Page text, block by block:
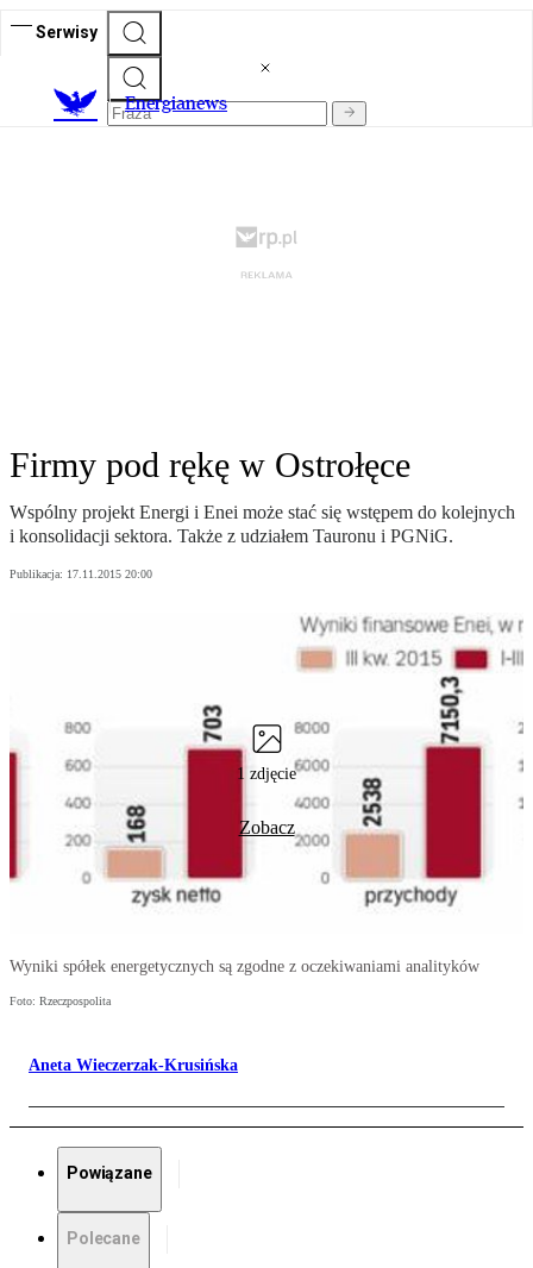
Serwisy
Energianews
Firmy pod rękę w Ostrołęce
Wspólny projekt Energi i Enei może stać się wstępem do kolejnych
i konsolidacji sektora. Także z udziałem Tauronu i PGNiG.
Publikacja: 17.11.2015 20:00
1 zdjęcie
Zobacz
Wyniki spółek energetycznych są zgodne z oczekiwaniami analityków
Foto: Rzeczpospolita
Aneta Wieczerzak-Krusińska
Powiązane
Polecane